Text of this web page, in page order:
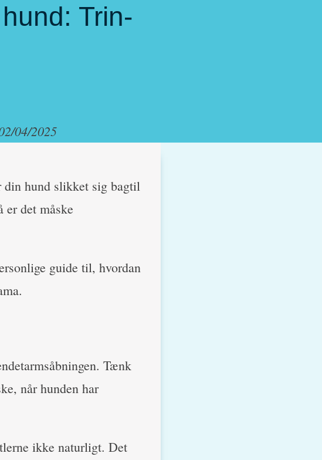
Trin-
04/2025
hund slikket sig bagtil
er det måske
guide til, hvordan
Tænk
når hunden har
ikke naturligt. Det